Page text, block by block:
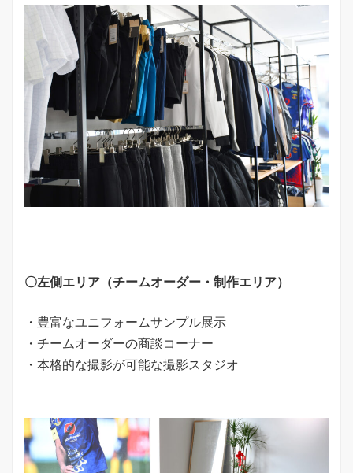
〇左側エリア（チームオーダー・制作エリア）
・豊富なユニフォームサンプル展示
・チームオーダーの商談コーナー
・本格的な撮影が可能な撮影スタジオ